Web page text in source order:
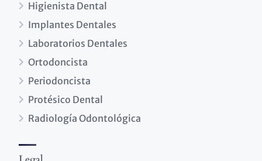
Higienista Dental
Implantes Dentales
Laboratorios Dentales
Ortodoncista
Periodoncista
Protésico Dental
Radiología Odontológica